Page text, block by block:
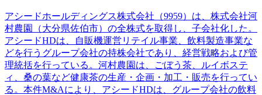
アシードホールディングス株式会社（9959）は、株式会社河
村農園（大分県佐伯市）の全株式を取得し、子会社化した。
アシードHDは、自販機運営リテイル事業、飲料製造事業な
どを行うグループ会社の持株会社であり、経営戦略および管
理統括を行っている。河村農園は、ごぼう茶、ルイボステ
ィ、桑の葉など健康茶の生産・企画・加工・販売を行ってい
る。本件M&Aにより、アシードHDは、グループ会社の飲料